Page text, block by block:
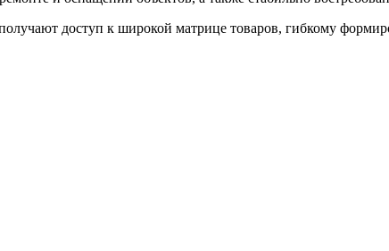
доступ к широкой матрице товаров, гибкому